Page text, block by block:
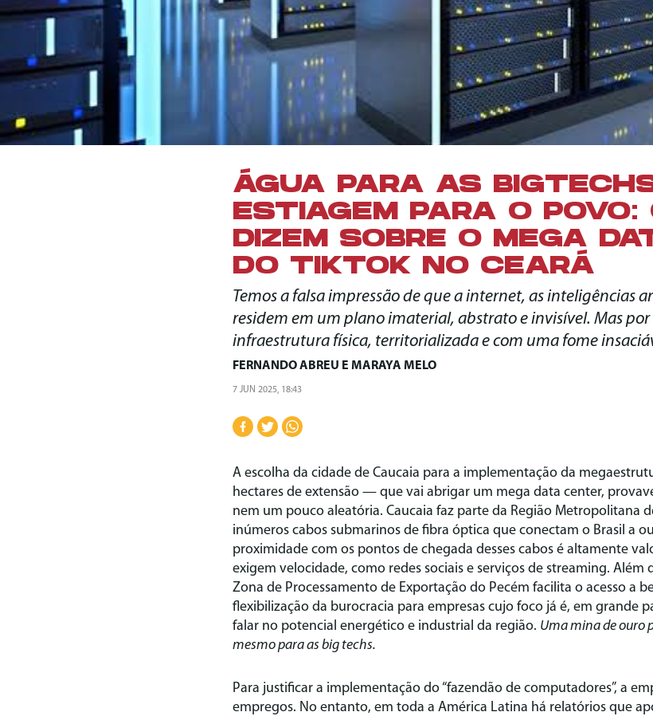
ÁGUA PARA AS
ESTIAGEM PARA O POVO:
DIZEM SOBRE O MEGA
DO TIKTOK NO CEARÁ
Temos a falsa impressão de que a internet, as inteligências
residem em um plano imaterial, abstrato e invisível. Mas
infraestrutura física, territorializada e com uma fome
FERNANDO ABREU E MARAYA MELO
7 JUN 2025, 18:43
A escolha da cidade de Caucaia para a implementação da
hectares de extensão — que vai abrigar um mega data center,
nem um pouco aleatória. Caucaia faz parte da Região Metropolitana
inúmeros cabos submarinos de fibra óptica que conectam o Brasil a
proximidade com os pontos de chegada desses cabos é altamente
exigem velocidade, como redes sociais e serviços de streaming. Além
Zona de Processamento de Exportação do Pecém facilita o acesso a
flexibilização da burocracia para empresas cujo foco já é, em grande
falar no potencial energético e industrial da região. Uma mina de ouro
mesmo para as big techs.
Para justificar a implementação do “fazendão de computadores”, a
empregos. No entanto, em toda a América Latina há relatórios que